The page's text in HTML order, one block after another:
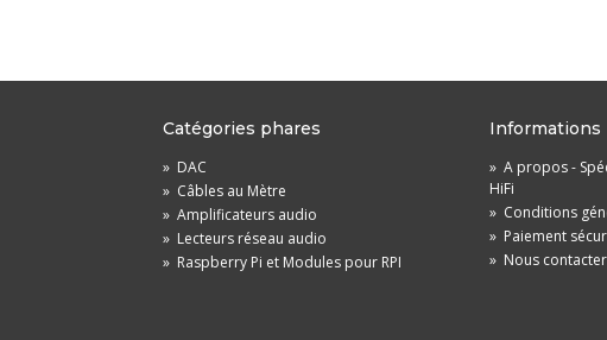
Catégories phares
» DAC
» Câbles au Mètre
» Amplificateurs audio
» Lecteurs réseau audio
» Raspberry Pi et Modules pour RPI
Informations
» A propos -
HiFi
» Conditions
» Paiement
» Nous contacter